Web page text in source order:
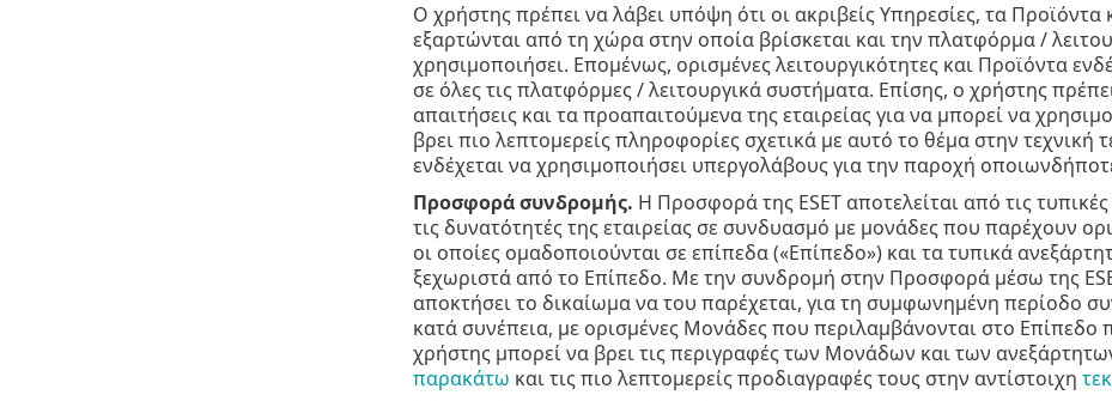
Ο χρήστης πρέπει να λάβει υπόψη ότι οι ακριβείς Υπηρεσίες, τα
εξαρτώνται από τη χώρα στην οποία βρίσκεται και την πλατφόρμα /
χρησιμοποιήσει. Επομένως, ορισμένες λειτουργικότητες και Προϊόντα
σε όλες τις πλατφόρμες / λειτουργικά συστήματα. Επίσης, ο χρήστης
απαιτήσεις και τα προαπαιτούμενα της εταιρείας για να μπορεί να
βρει πιο λεπτομερείς πληροφορίες σχετικά με αυτό το θέμα στην τεχνική
ενδέχεται να χρησιμοποιήσει υπεργολάβους για την παροχή
Προσφορά συνδρομής. Η Προσφορά της ESET αποτελείται από τις
τις δυνατότητές της εταιρείας σε συνδυασμό με μονάδες που παρέχουν
οι οποίες ομαδοποιούνται σε επίπεδα («Επίπεδο») και τα τυπικά
ξεχωριστά από το Επίπεδο. Με την συνδρομή στην Προσφορά μέσω της
αποκτήσει το δικαίωμα να του παρέχεται, για τη συμφωνημένη περίοδο
κατά συνέπεια, με ορισμένες Μονάδες που περιλαμβάνονται στο
χρήστης μπορεί να βρει τις περιγραφές των Μονάδων και των
παρακάτω και τις πιο λεπτομερείς προδιαγραφές τους στην αντίστοιχη